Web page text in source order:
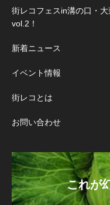
街レコフェスin溝の口・大
vol.2！
新着ニュース
イベント情報
街レコとは
お問い合わせ
これが